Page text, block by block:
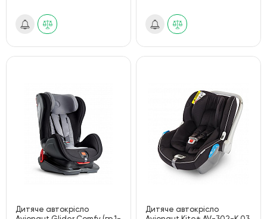
Дитяче автокрісло
Дитяче автокрісло